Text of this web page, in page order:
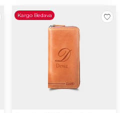
Kargo Bedava